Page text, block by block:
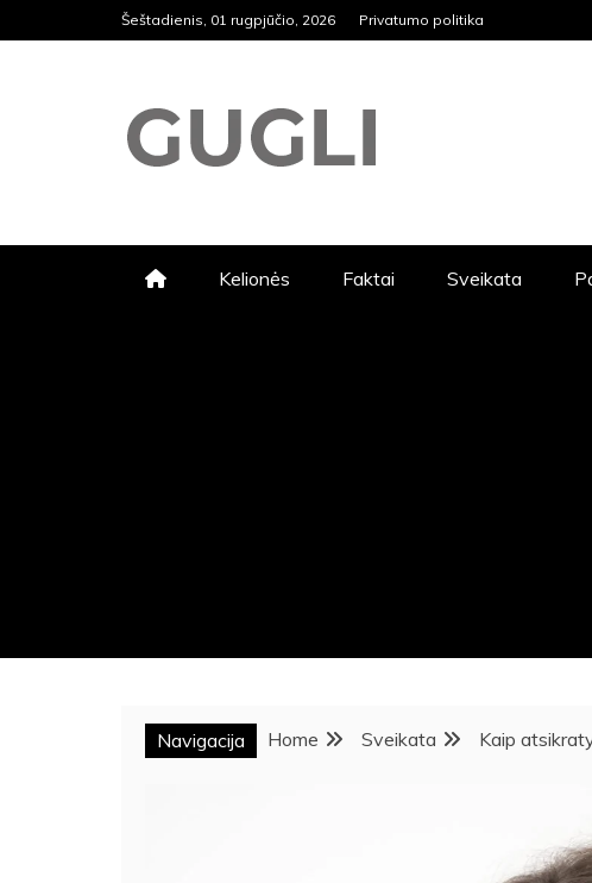
to
Šeštadienis, 01 rugpjūčio, 2026 Privatumo politika
GUGLI
VIKTORINOS, SVEIKATOS
Kelionės Faktai Sveikata
Navigacija Home Sveikata Kaip